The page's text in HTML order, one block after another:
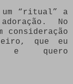
“ritual” a
No
que eu
e quero